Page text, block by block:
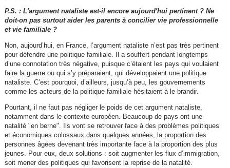
P.S. : L'argument nataliste est-il encore aujourd'hui pertinent ? Ne
doit-on pas surtout aider les parents à concilier vie professionnelle
et vie familiale ?
Non, aujourd’hui, en France, l’argument nataliste n’est pas très pertinent
pour défendre une politique familiale. Il a souffert pendant longtemps
d’une connotation très négative, puisque c’étaient les pays qui voulaient
faire la guerre ou qui s’y préparaient, qui développaient une politique
nataliste. C’est pourquoi, d’ailleurs, jusqu’à peu, les gouvernements
comme les acteurs de la politique familiale hésitaient à le brandir.
Pourtant, il ne faut pas négliger le poids de cet argument nataliste,
notamment dans le contexte européen. Beaucoup de pays ont une
natalité "en berne". Ils vont se retrouver face à des problèmes politiques
et économiques colossaux dans quelques années, la proportion des
personnes âgées devenant très importante face à la proportion des plus
jeunes. Pour eux, deux solutions : soit augmenter les flux d’immigration,
soit mener des politiques qui favorisent la reprise de la natalité.